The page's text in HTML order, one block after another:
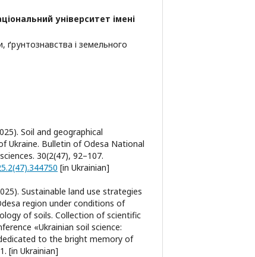
університет імені
ґрунтознавства і земельного
Soil and geographical
Ukraine. Bulletin of Odesa National
30(2(47), 92–107.
[in Ukrainian]
Sustainable land use strategies
region under conditions of
of soils. Collection of scientific
«Ukrainian soil science:
to the bright memory of
[in Ukrainian]